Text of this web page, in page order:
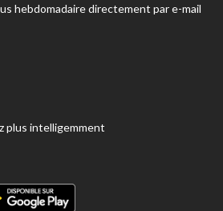
hebdomadaire directement par e-mail
plus intelligemment